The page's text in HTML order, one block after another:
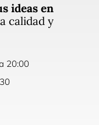
ideas en
calidad y
20:00